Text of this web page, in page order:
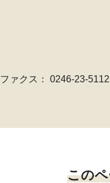
ファクス： 0246-23-5112
この